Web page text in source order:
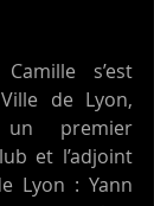
s’est
de Lyon,
un premier
et l’adjoint
Lyon : Yann